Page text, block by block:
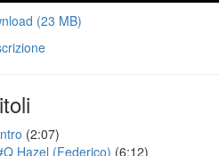
(23 MB)
(2:07)
Hazel (Federico) (6:12)